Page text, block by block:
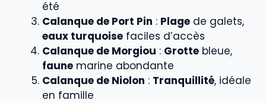
été
Calanque de Port Pin : Plage de galets,
eaux turquoise faciles d’accès
Calanque de Morgiou : Grotte bleue,
faune marine abondante
Calanque de Niolon : Tranquillité, idéale
en famille